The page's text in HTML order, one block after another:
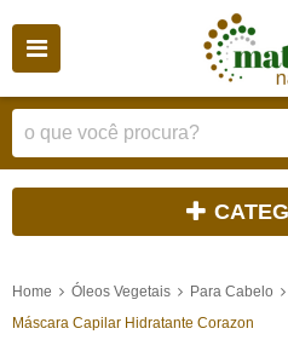
Home Óleos Vegetais
Para Cabelo
Máscara Capilar Hidratante Corazon